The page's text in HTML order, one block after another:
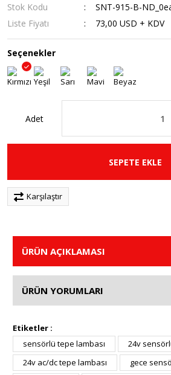
Stok Kodu
SNT-915-B-
Liste Fiyatı
73,00 USD + KDV
Seçenekler
Adet
SEPETE EKLE
Karşılaştır
ÜRÜN AÇIKLAMASI
ÜRÜN YORUMLARI
Etiketler :
sensörlü tepe lambası
24v
24v ac/dc tepe lambası
gece